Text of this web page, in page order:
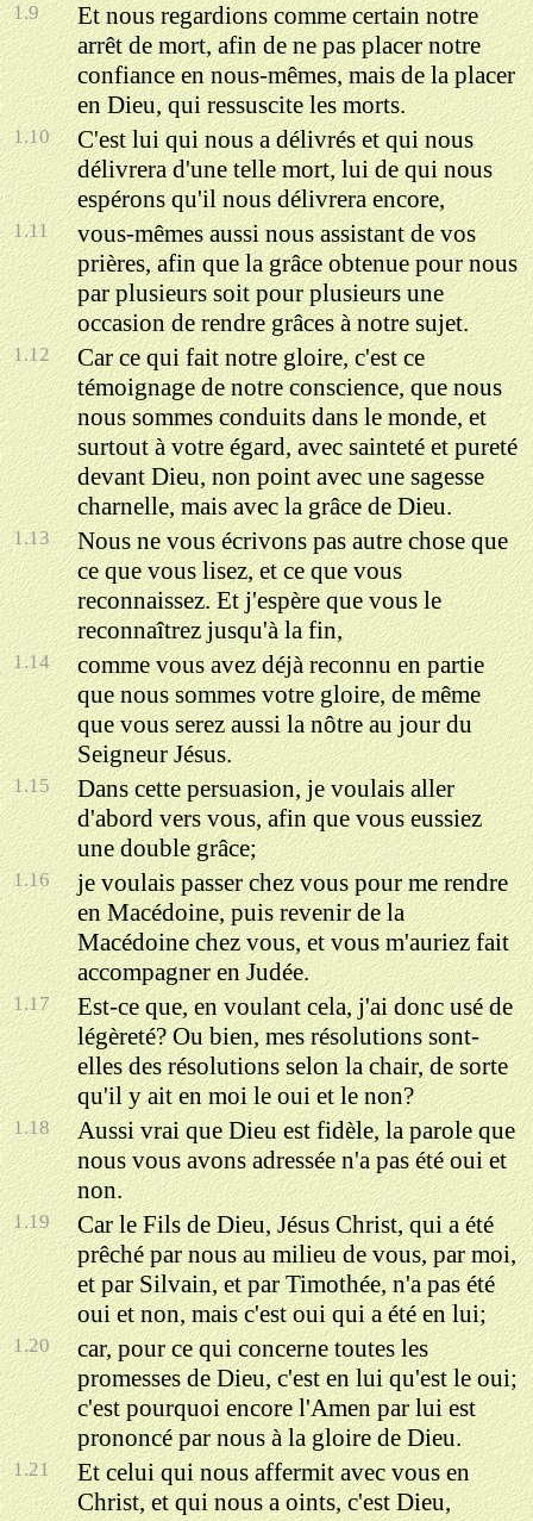
1.9
Et nous regardions comme certain notre
arrêt de mort, afin de ne pas placer notre
confiance en nous-mêmes, mais de la placer
en Dieu, qui ressuscite les morts.
1.10
C'est lui qui nous a délivrés et qui nous
délivrera d'une telle mort, lui de qui nous
espérons qu'il nous délivrera encore,
1.11
vous-mêmes aussi nous assistant de vos
prières, afin que la grâce obtenue pour nous
par plusieurs soit pour plusieurs une
occasion de rendre grâces à notre sujet.
1.12
Car ce qui fait notre gloire, c'est ce
témoignage de notre conscience, que nous
nous sommes conduits dans le monde, et
surtout à votre égard, avec sainteté et pureté
devant Dieu, non point avec une sagesse
charnelle, mais avec la grâce de Dieu.
1.13
Nous ne vous écrivons pas autre chose que
ce que vous lisez, et ce que vous
reconnaissez. Et j'espère que vous le
reconnaîtrez jusqu'à la fin,
1.14
comme vous avez déjà reconnu en partie
que nous sommes votre gloire, de même
que vous serez aussi la nôtre au jour du
Seigneur Jésus.
1.15
Dans cette persuasion, je voulais aller
d'abord vers vous, afin que vous eussiez
une double grâce;
1.16
je voulais passer chez vous pour me rendre
en Macédoine, puis revenir de la
Macédoine chez vous, et vous m'auriez fait
accompagner en Judée.
1.17
Est-ce que, en voulant cela, j'ai donc usé de
légèreté? Ou bien, mes résolutions sont-
elles des résolutions selon la chair, de sorte
qu'il y ait en moi le oui et le non?
1.18
Aussi vrai que Dieu est fidèle, la parole que
nous vous avons adressée n'a pas été oui et
non.
1.19
Car le Fils de Dieu, Jésus Christ, qui a été
prêché par nous au milieu de vous, par moi,
et par Silvain, et par Timothée, n'a pas été
oui et non, mais c'est oui qui a été en lui;
1.20
car, pour ce qui concerne toutes les
promesses de Dieu, c'est en lui qu'est le oui;
c'est pourquoi encore l'Amen par lui est
prononcé par nous à la gloire de Dieu.
1.21
Et celui qui nous affermit avec vous en
Christ, et qui nous a oints, c'est Dieu,